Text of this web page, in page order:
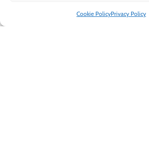
Cookie PolicyPrivacy Policy